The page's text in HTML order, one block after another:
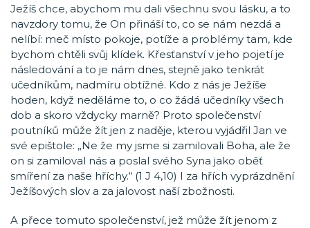
Ježíš chce, abychom mu dali všechnu svou lásku, a to
navzdory tomu, že On přináší to, co se nám nezdá a
nelíbí: meč místo pokoje, potíže a problémy tam, kde
bychom chtěli svůj klídek. Křesťanství v jeho pojetí je
následování a to je nám dnes, stejně jako tenkrát
učedníkům, nadmíru obtížné. Kdo z nás je Ježíše
hoden, když neděláme to, o co žádá učedníky všech
dob a skoro vždycky marně? Proto společenství
poutníků může žít jen z naděje, kterou vyjádřil Jan ve
své epištole: „Ne že my jsme si zamilovali Boha, ale že
on si zamiloval nás a poslal svého Syna jako oběť
smíření za naše hříchy.“ (1 J 4,10) I za hřích vyprázdnění
Ježíšových slov a za jalovost naší zbožnosti.
A přece tomuto společenství, jež může žít jenom z